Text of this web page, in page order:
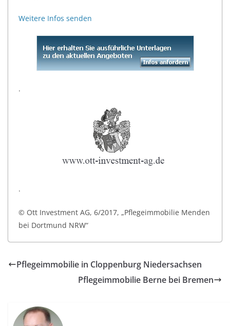
Weitere Infos senden
.
.
© Ott Investment AG, 6/2017, „Pflegeimmobilie Menden
bei Dortmund NRW“
Pflegeimmobilie in Cloppenburg Niedersachsen
Pflegeimmobilie Berne bei Bremen